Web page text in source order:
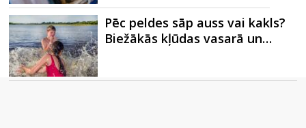
Pēc peldes sāp auss vai kakls?
Biežākās kļūdas vasarā un…